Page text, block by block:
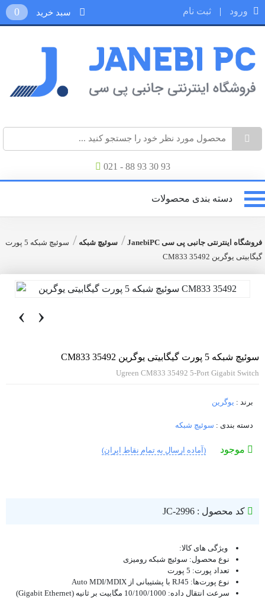
ورود | ثبت نام 0
021 - 88 93 30 93
دسته بندی محصولات
فروشگاه اینترنتی جانبی پی سی JanebiPC / سوئیچ شبکه /
سوئیچ شبکه 5 پورت
گیگابیتی یوگرین CM833 35492
‹ ›
سوئیچ شبکه 5 پورت گیگابیتی یوگرین CM833 35492
Ugreen CM833 35492 5-Port Gigabit Switch
برند : یوگرین
دسته بندی : سوئیچ شبکه
موجود (آماده ارسال به تمام نقاط ایران)
کد محصول : JC-2996
ویژگی های کالا:
نوع محصول: سوئیچ شبکه رومیزی
تعداد پورت: 5 پورت
نوع پورت‌ها: RJ45 با پشتیبانی از Auto MDI/MDIX
سرعت انتقال داده: 10/100/1000 مگابیت بر ثانیه (Gigabit Ethernet)